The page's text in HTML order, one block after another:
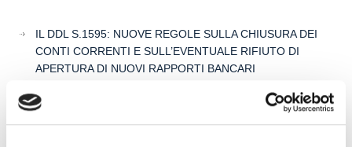
IL DDL S.1595: NUOVE REGOLE SULLA CHIUSURA DEI
CONTI CORRENTI E SULL’EVENTUALE RIFIUTO DI
APERTURA DI NUOVI RAPPORTI BANCARI
POSSIBILE ACCESSO ALLA PROCEDURA DI
RISTRUTTURAZIONE DEI DEBITI DEL CONSUMATORE